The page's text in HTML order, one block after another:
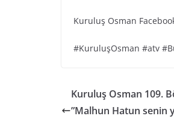
Kuruluş Osman
#KuruluşOsman #atv
Kuruluş Osman 109.
”Malhun Hatun senin